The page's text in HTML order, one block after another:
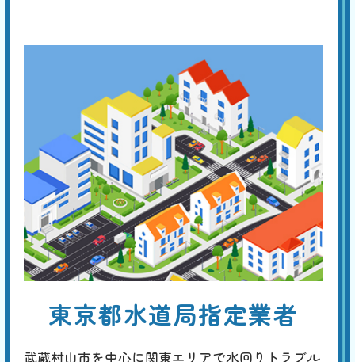
便器・タンク交換
基本料
3,000円 W
EB
限
定
割
引
作業費
27,500
合計 27,500 円〜
経年劣化による便器やトイレタンクのひび割れは、水漏れなどを生じ
て、フロアや壁の損傷に繋がります。早めに新品に交換することが勧め
られますが、これを機に、壁や床を含めたトータルなリフォームを考え
てみてはいかがでしょうか。
トイレのリフォーム
基本料
3,000円 W
EB
定
割
作業費
38,500円
部品代
0円〜
合計38,500円〜
省エネな照明への改善など、規模や予算に応じたトータルなコーディネ
東京都水道局指定業者
武蔵村山市を中心に関東エリアで水回りトラブル